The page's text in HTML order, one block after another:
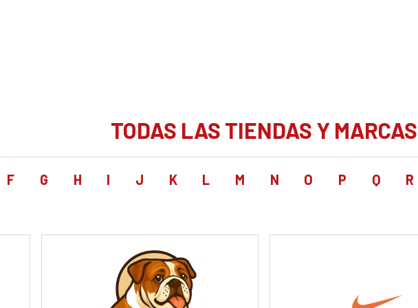
TODAS LAS TIENDAS Y MARCAS
F G H I J K L M N O P Q R